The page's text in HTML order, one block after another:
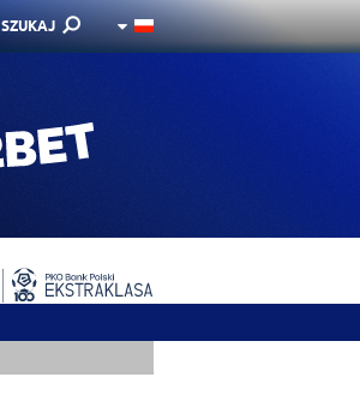
SZUKAJ